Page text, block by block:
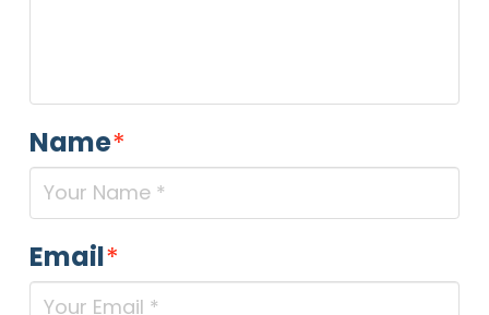
Name*
Email*